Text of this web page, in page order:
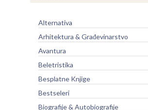
Alternativa
Arhitektura & Građevinarstvo
Avantura
Beletristika
Besplatne Knjige
Bestseleri
Biografije & Autobiografije